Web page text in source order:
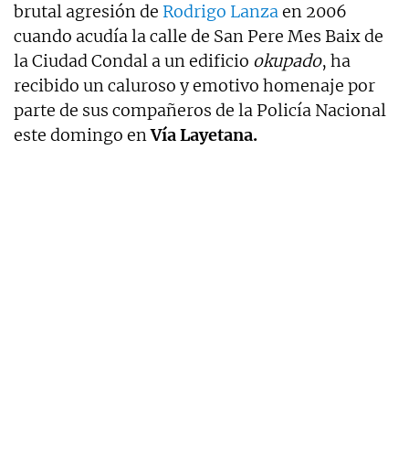
brutal agresión de Rodrigo Lanzaen 2006
cuando acudía la calle de San Pere Mes Baix de
la Ciudad Condal a un edificio okupado, ha
recibido un caluroso y emotivo homenaje por
parte de sus compañeros de la Policía Nacional
este domingo enVía Layetana.